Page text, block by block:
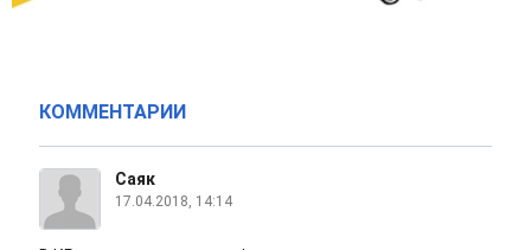
КОММЕНТАРИИ
Саяк
17.04.2018, 14:14